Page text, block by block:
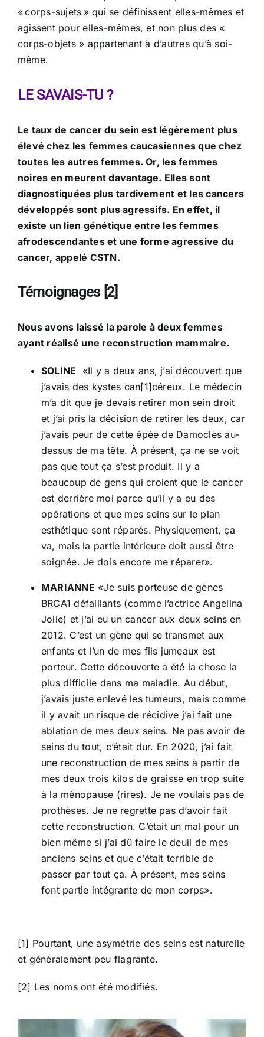
« corps-sujets » qui se définissent elles-mêmes et
agissent pour elles-mêmes, et non plus des «
corps-objets » appartenant à d’autres qu’à soi-
même.
LE SAVAIS-TU ?
Le taux de cancer du sein est légèrement plus
élevé chez les femmes caucasiennes que chez
toutes les autres femmes. Or, les femmes
noires en meurent davantage. Elles sont
diagnostiquées plus tardivement et les cancers
développés sont plus agressifs. En effet, il
existe un lien génétique entre les femmes
afrodescendantes et une forme agressive du
cancer, appelé CSTN.
Témoignages [2]
Nous avons laissé la parole à deux femmes
ayant réalisé une reconstruction mammaire.
SOLINE «Il y a deux ans, j’ai découvert que
j’avais des kystes can[1]céreux. Le médecin
m’a dit que je devais retirer mon sein droit
et j’ai pris la décision de retirer les deux, car
j’avais peur de cette épée de Damoclès au-
dessus de ma tête. À présent, ça ne se voit
pas que tout ça s’est produit. Il y a
beaucoup de gens qui croient que le cancer
est derrière moi parce qu’il y a eu des
opérations et que mes seins sur le plan
esthétique sont réparés. Physiquement, ça
va, mais la partie intérieure doit aussi être
soignée. Je dois encore me réparer».
MARIANNE «Je suis porteuse de gènes
BRCA1 défaillants (comme l’actrice Angelina
Jolie) et j’ai eu un cancer aux deux seins en
2012. C’est un gène qui se transmet aux
enfants et l’un de mes fils jumeaux est
porteur. Cette découverte a été la chose la
plus difficile dans ma maladie. Au début,
j’avais juste enlevé les tumeurs, mais comme
il y avait un risque de récidive j’ai fait une
ablation de mes deux seins. Ne pas avoir de
seins du tout, c’était dur. En 2020, j’ai fait
une reconstruction de mes seins à partir de
mes deux trois kilos de graisse en trop suite
à la ménopause (rires). Je ne voulais pas de
prothèses. Je ne regrette pas d’avoir fait
cette reconstruction. C’était un mal pour un
bien même si j’ai dû faire le deuil de mes
anciens seins et que c’était terrible de
passer par tout ça. À présent, mes seins
font partie intégrante de mon corps».
[1] Pourtant, une asymétrie des seins est naturelle
et généralement peu flagrante.
[2] Les noms ont été modifiés.